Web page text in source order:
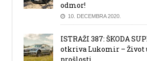
odmor!
10. DECEMBRA 2020.
ISTRAŽI 387: ŠKODA
otkriva Lukomir – Život